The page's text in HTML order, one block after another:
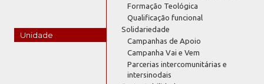
Unidade
Formação Teológica
Qualificação funcional
Solidariedade
Campanhas de Apoio
Campanha Vai e Vem
Parcerias intercomunitárias e
intersinodais